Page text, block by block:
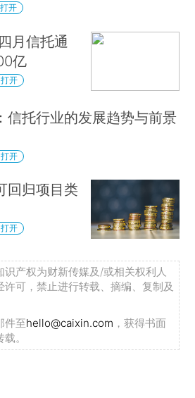
开
月信托通
亿
开
信托行业的发展趋势与前景
开
回归项目类
开
识产权为财新传媒及/或相关权利人
可，禁止进行转载、摘编、复制及
件至hello@caixin.com ，获得书面
。